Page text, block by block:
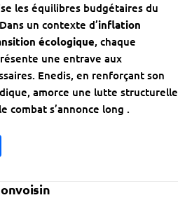
les équilibres budgétaires du
un contexte d’inflation
écologique, chaque
une entrave aux
Enedis, en renforçant son
amorce une lutte structurelle
combat s’annonce long .